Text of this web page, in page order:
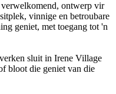
ontwerp vir
vinnige en betroubare
geniet, met toegang tot 'n
sluit in Irene Village
bloot die geniet van die